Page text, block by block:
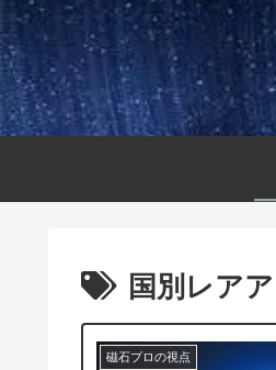
国別レア
磁石プロの視点